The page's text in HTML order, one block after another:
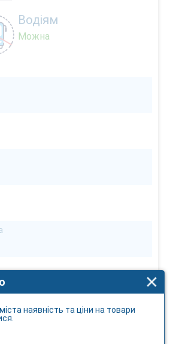
Водіям
Можна
наявність та ціни на товари